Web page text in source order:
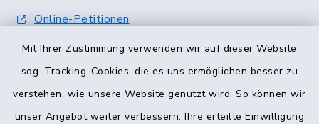
Mit Ihrer Zustimmung verwenden wir auf dieser Website
sog. Tracking-Cookies, die es uns ermöglichen besser zu
verstehen, wie unsere Website genutzt wird. So können wir
unser Angebot weiter verbessern. Ihre erteilte Einwilligung
Online-Petitionen
Terminvergabe